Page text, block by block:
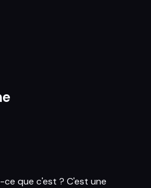
ce que c'est ? C'est une